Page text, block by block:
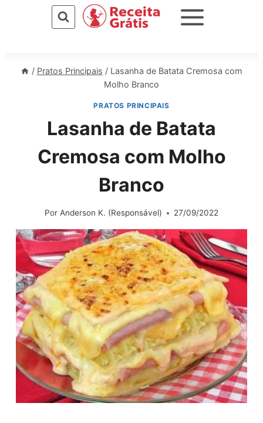
/ Pratos Principais / Lasanha de Batata Cremosa com
Molho Branco
PRATOS PRINCIPAIS
Lasanha de Batata
Cremosa com Molho
Branco
Por Anderson K. (Responsável) 27/09/2022